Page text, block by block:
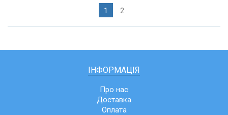
1 2
ІНФОРМАЦІЯ
Про нас
Доставка
Оплата